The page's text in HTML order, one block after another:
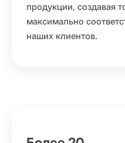
продукции, создавая
максимально
наших клиентов.